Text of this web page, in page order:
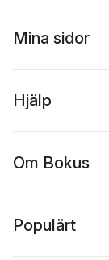
Mina sidor
Hjälp
Om Bokus
Populärt